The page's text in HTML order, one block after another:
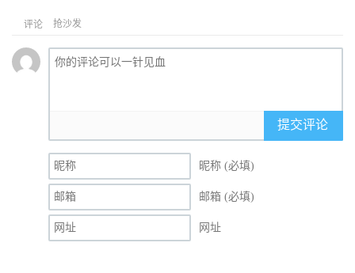
评论 抢沙发
提交评论
昵称 (必填)
邮箱 (必填)
网址